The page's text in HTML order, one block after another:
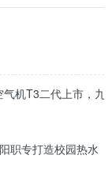
机T3二代上市，九
职专打造校园热水